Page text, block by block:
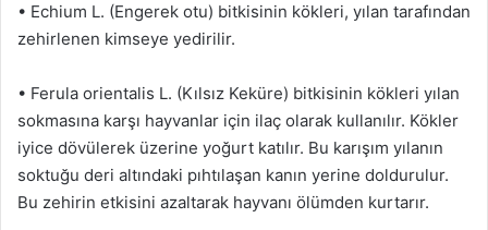
• Echium L. (Engerek otu) bitkisinin kökleri, yılan tarafından
zehirlenen kimseye yedirilir.
• Ferula orientalis L. (Kılsız Keküre) bitkisinin kökleri yılan
sokmasına karşı hayvanlar için ilaç olarak kullanılır. Kökler
iyice dövülerek üzerine yoğurt katılır. Bu karışım yılanın
soktuğu deri altındaki pıhtılaşan kanın yerine doldurulur.
Bu zehirin etkisini azaltarak hayvanı ölümden kurtarır.